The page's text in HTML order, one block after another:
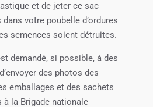
et de jeter ce sac
votre poubelle d’ordures
semences soient détruites.
demandé, si possible, à des
des photos des
emballages et des sachets
la Brigade nationale